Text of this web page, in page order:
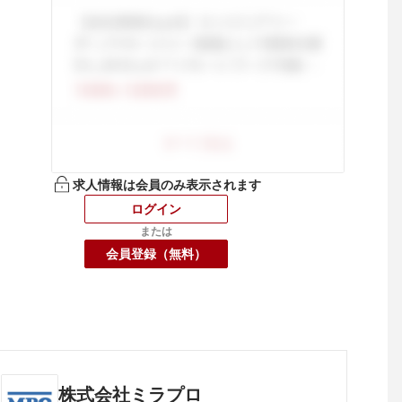
求人情報は会員のみ表示されます
ログイン
または
会員登録（無料）
株式会社ミラプロ